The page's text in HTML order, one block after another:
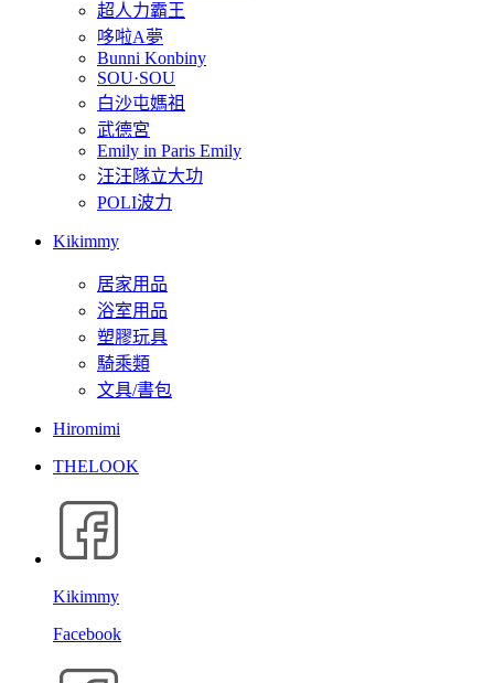
超人力霸王
哆啦A夢
Bunni Konbiny
SOU·SOU
白沙屯媽祖
武德宮
Emily in Paris Emily
汪汪隊立大功
POLI波力
Kikimmy
居家用品
浴室用品
塑膠玩具
騎乘類
文具/書包
Hiromimi
THELOOK
Kikimmy
Facebook